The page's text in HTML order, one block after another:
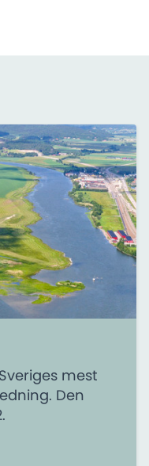
mest
Den